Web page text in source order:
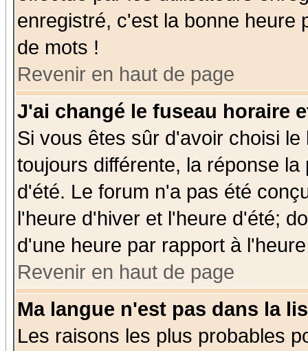
enregistré, c'est la bonne heure
de mots !
Revenir en haut de page
J'ai changé le fuseau horaire
Si vous êtes sûr d'avoir choisi
toujours différente, la réponse
d'été. Le forum n'a pas été
l'heure d'hiver et l'heure d'été;
d'une heure par rapport à
Revenir en haut de page
Ma langue n'est pas dans la
Les raisons les plus probables